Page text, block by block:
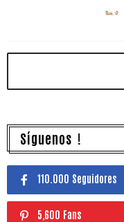
Síguenos !
110.000 Seguidores
5,600 Fans